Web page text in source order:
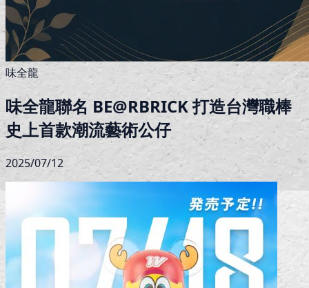
味全龍
味全龍聯名 BE@RBRICK 打造台灣職棒
史上首款潮流藝術公仔
2025/07/12